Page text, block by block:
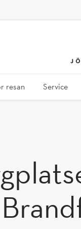
resan Service